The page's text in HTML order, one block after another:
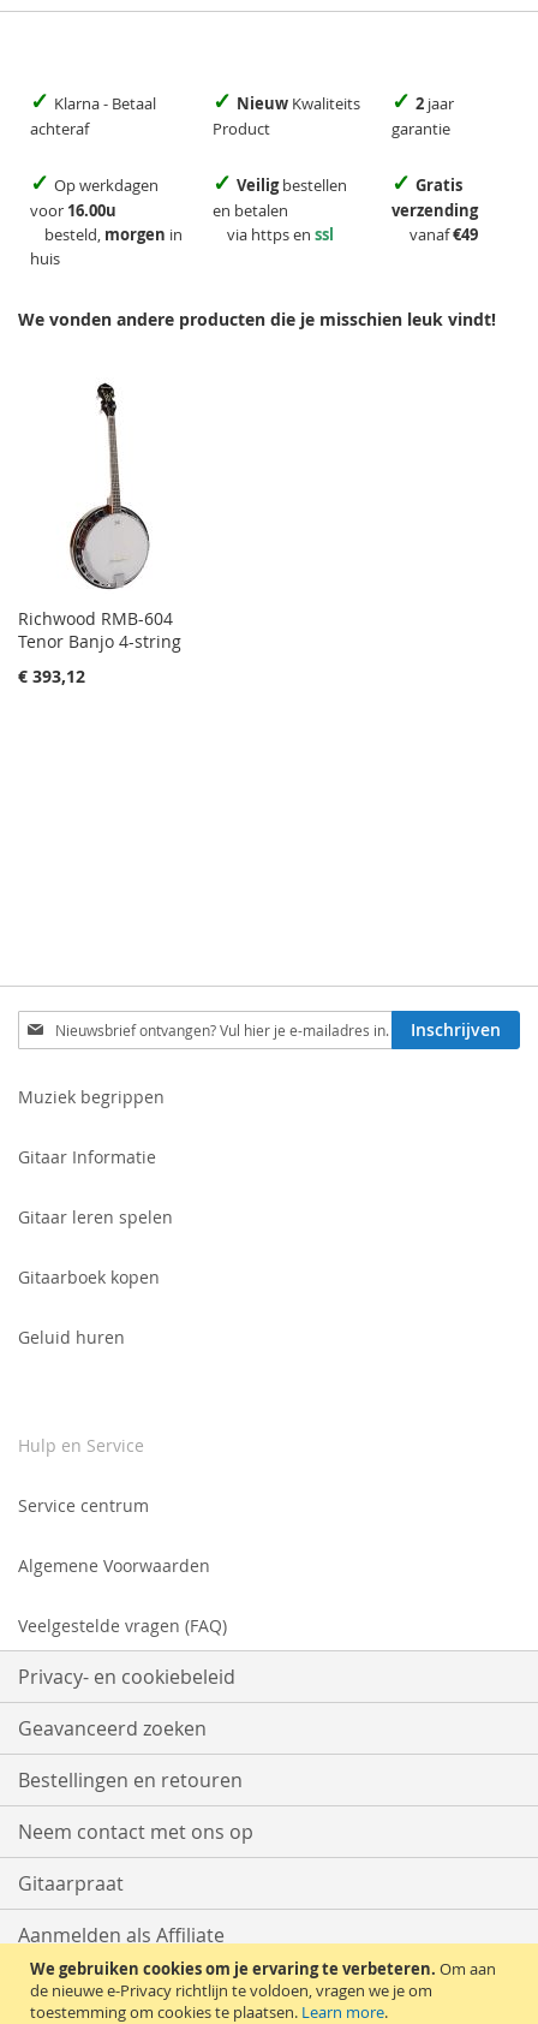
We gebruiken cookies om je ervaring te verbeteren. Om aan
de nieuwe e-Privacy richtlijn te voldoen, vragen we je om
toestemming om cookies te plaatsen. Learn more.
✓ Klarna - Betaal
achteraf
✓ Nieuw Kwaliteits
Product
✓ 2 jaar
garantie
✓ Op werkdagen
voor 16.00u
besteld, morgen in
huis
✓ Veiligbestellen
en betalen
via https en ssl
✓ Gratis
verzending
vanaf€49
We vonden andere producten die je misschien leuk vindt!
Richwood RMB-604
Tenor Banjo 4-string
€ 393,12
Schrijf
je
voor
Inschrijven
Muziek begrippen
Gitaar Informatie
Gitaar leren spelen
Gitaarboek kopen
Geluid huren
Hulp en Service
Service centrum
Algemene Voorwaarden
Veelgestelde vragen (FAQ)
Privacy- en cookiebeleid
Geavanceerd zoeken
Bestellingen en retouren
Neem contact met ons op
Gitaarpraat
Aanmelden als Affiliate
Start met Verkopen